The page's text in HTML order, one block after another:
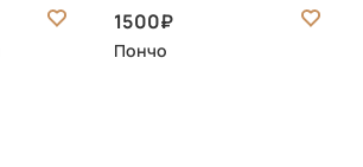
1500
Пончо